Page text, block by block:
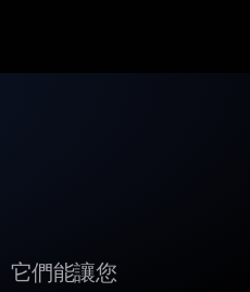
它們能讓您